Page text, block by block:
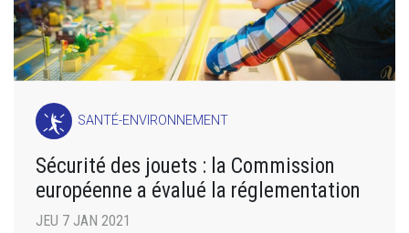
SANTÉ-ENVIRONNEMENT
Sécurité des jouets : la Commission
européenne a évalué la réglementation
JEU 7 JAN 2021